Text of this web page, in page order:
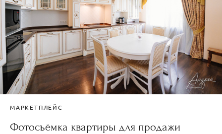
МАРКЕТПЛЕЙС
Фотосъёмка квартиры для продажи